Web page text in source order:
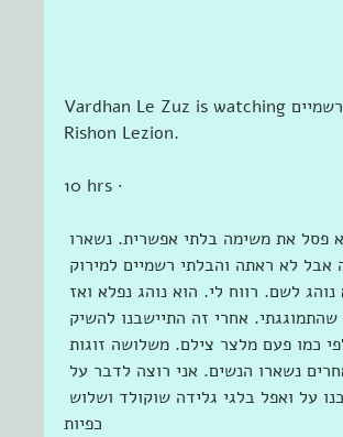
Vardhan Le Zuz is watching ‎הבלתי רשמיים‎ with ‎נימה ונמרוד בן-יעקב‎ in Yes Planet
Rishon Lezion.
10 hrs ·
את משימה בלתי אפשרית. נשארו
לא ראתה והבלתי רשמיים למירוק
לשם. רווח לי. הוא נוהג נפלא ואז
אחרי זה התיישבנו להשיק
לכבוד יום נישואיהם ה-63. לא סלפי כמו פעם מלצר צילם. משלושה זוגות
נשארו הנשים. אני רוצה לדבר על
על ואפל בלגי גלידה שוקולד ושלוש
כפיות